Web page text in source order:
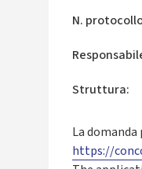
N.
Struttura:
La
https://